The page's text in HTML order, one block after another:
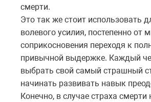
смерти.
Это так же стоит использовать
волевого усилия, постепенно от
соприкосновения переходя к
привычной выдержке. Каждый
выбрать свой самый страшный
начинать развивать навык
Конечно, в случае страха смерти